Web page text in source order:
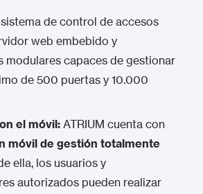
sistema de control de accesos
web embebido y
modulares capaces de gestionar
de 500 puertas y 10.000
el móvil:ATRIUM cuenta con
móvil de gestión totalmente
ella, los usuarios y
autorizados pueden realizar